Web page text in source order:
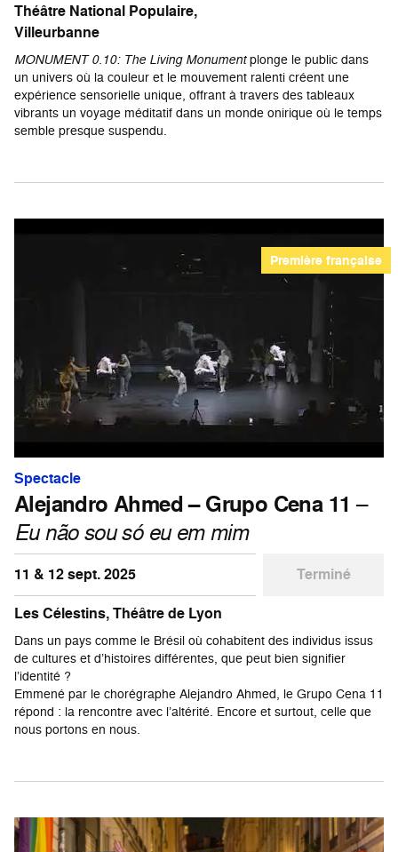
Théâtre National Populaire,
Villeurbanne
MONUMENT 0.10: The Living Monumentplonge le public dans
un univers où la couleur et le mouvement ralenti créent une
expérience sensorielle unique, offrant à travers des tableaux
vibrants un voyage méditatif dans un monde onirique où le temps
semble presque suspendu.
Première française
Spectacle
Alejandro Ahmed – Grupo Cena 11 –
Eu não sou só eu em mim
11 & 12 sept. 2025
Terminé
Les Célestins, Théâtre de Lyon
Dans un pays comme le Brésil où cohabitent des individus issus
de cultures et d’histoires différentes, que peut bien signifier
l’identité ?
Emmené par le chorégraphe Alejandro Ahmed, le Grupo Cena 11
répond : la rencontre avec l’altérité. Encore et surtout, celle que
nous portons en nous.